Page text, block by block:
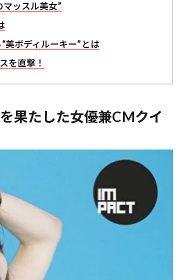
ッスル美女”
ボディルーキー”とは
を直撃！
果たした女優兼CMクイ
歌舞伎俳優・尾上右近が休息を過ごした、海最
前列ホテル「UMITO 熱海 別邸」